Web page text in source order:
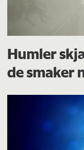
Humler
de smaker